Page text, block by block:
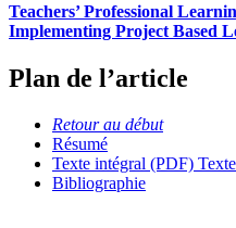
Teachers’ Professional
Implementing Project Based
Plan de l’article
Retour au début
Résumé
Texte intégral (PDF)
Bibliographie